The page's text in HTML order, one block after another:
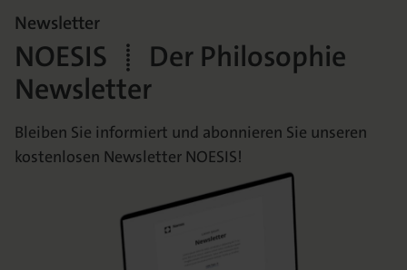
Newsletter
NOESIS | Der Philosophie
Newsletter
Bleiben Sie informiert und abonnieren Sie unseren
kostenlosen Newsletter NOESIS!